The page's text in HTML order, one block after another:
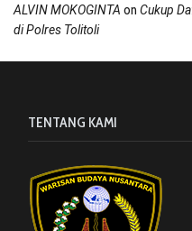
ALVIN MOKOGINTA on Cukup
di Polres Tolitoli
TENTANG KAMI